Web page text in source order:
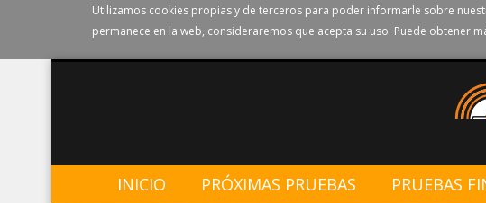
Utilizamos cookies propias y de terceros para poder informarle sobre
permanece en la web, consideraremos que acepta su uso. Puede obtener
INICIO PRÓXIMAS PRUEBAS PRUEBAS